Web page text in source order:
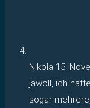
Nikola 15.
jawoll, ich
sogar